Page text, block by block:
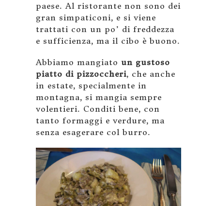
paese. Al ristorante non sono dei
gran simpaticoni, e si viene
trattati con un po’ di freddezza
e sufficienza, ma il cibo è buono.
Abbiamo mangiato un gustoso
piatto di pizzoccheri, che anche
in estate, specialmente in
montagna, si mangia sempre
volentieri. Conditi bene, con
tanto formaggi e verdure, ma
senza esagerare col burro.